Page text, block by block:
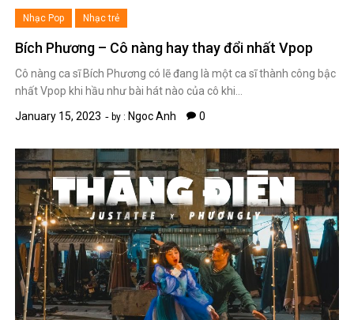
Nhạc Pop Nhạc trẻ
Bích Phương – Cô nàng hay thay đổi nhất Vpop
Cô nàng ca sĩ Bích Phương có lẽ đang là một ca sĩ thành công bậc
nhất Vpop khi hầu như bài hát nào của cô khi…
January 15, 2023
by : Ngoc Anh 0